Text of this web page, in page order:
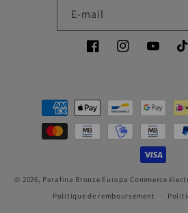
E-mail
FacebookInstagramYouTube
Moyens
paiement
© 2026, Parafina Bronze Europa Commerce
Politique de remboursement